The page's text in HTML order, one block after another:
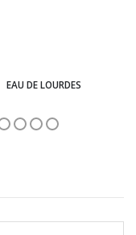
EAU DE LOURDES